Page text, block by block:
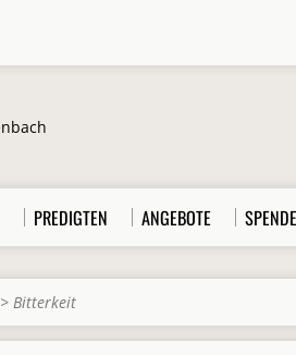
PREDIGTEN ANGEBOTE
> Bitterkeit